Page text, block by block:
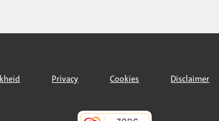
Privacy Cookies Disclaimer